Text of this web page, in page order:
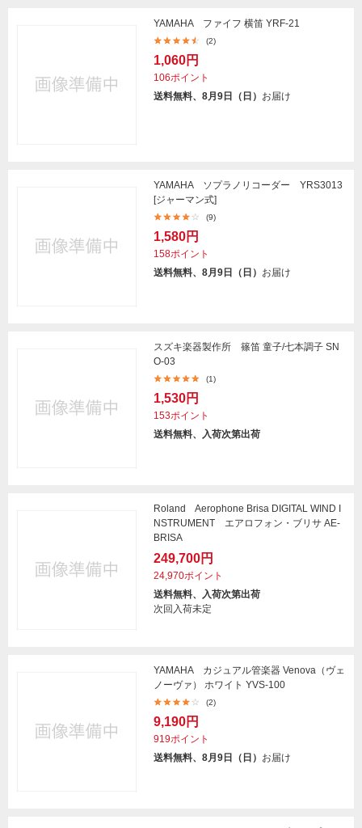
YAMAHA ファイフ 横笛 YRF-21
(2)
1,060円
106ポイント
送料無料、8月9日（日） お届け
YAMAHA ソプラノリコーダー YRS3013
[ジャーマン式]
(9)
1,580円
158ポイント
送料無料、8月9日（日） お届け
スズキ楽器製作所 篠笛 童子/七本調子 SN
O-03
(1)
1,530円
153ポイント
送料無料、入荷次第出荷
Roland Aerophone Brisa DIGITAL WIND I
NSTRUMENT エアロフォン・ブリサ AE-
BRISA
249,700円
24,970ポイント
送料無料、入荷次第出荷
次回入荷未定
YAMAHA カジュアル管楽器 Venova（ヴェ
ノーヴァ） ホワイト YVS-100
(2)
9,190円
919ポイント
送料無料、8月9日（日） お届け